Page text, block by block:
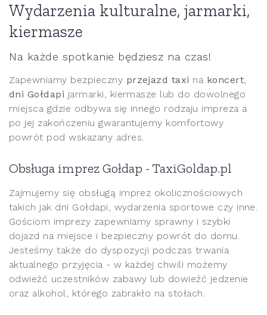
Wydarzenia kulturalne, jarmarki,
kiermasze
Na każde spotkanie będziesz na czas!
Zapewniamy bezpieczny przejazd taxi na koncert,
dni Gołdapi jarmarki, kiermasze lub do dowolnego
miejsca gdzie odbywa się innego rodzaju impreza a
po jej zakończeniu gwarantujemy komfortowy
powrót pod wskazany adres.
Obsługa imprez Gołdap - TaxiGoldap.pl
Zajmujemy się obsługą imprez okolicznościowych
takich jak dni Gołdapi, wydarzenia sportowe czy inne.
Gościom imprezy zapewniamy sprawny i szybki
dojazd na miejsce i bezpieczny powrót do domu.
Jesteśmy także do dyspozycji podczas trwania
aktualnego przyjęcia - w każdej chwili możemy
odwieźć uczestników zabawy lub dowieźć jedzenie
oraz alkohol, którego zabrakło na stołach.